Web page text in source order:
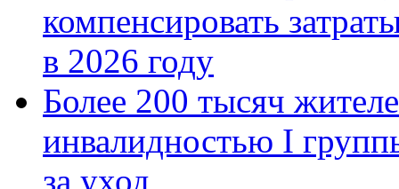
компенсировать
в 2026 году
Более 200 тысяч
инвалидностью I
за уход